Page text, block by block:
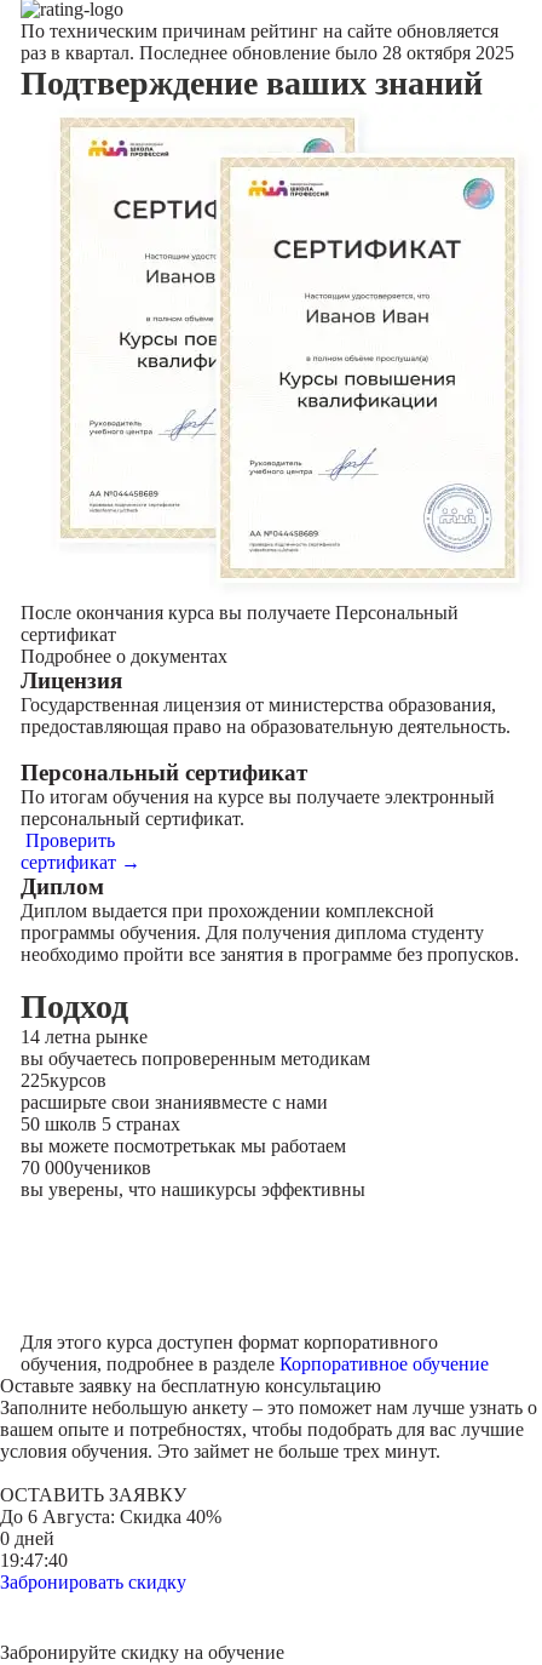
По техническим причинам рейтинг на сайте обновляется
раз в квартал. Последнее обновление было 28 октября 2025
Подтверждение ваших знаний
После окончания курса вы получаете Персональный
сертификат
Подробнее о документах
Лицензия
Государственная лицензия от министерства образования,
предоставляющая право на образовательную деятельность.
Персональный сертификат
По итогам обучения на курсе вы получаете электронный
персональный сертификат.
Проверить
сертификат →
Диплом
Диплом выдается при прохождении комплексной
программы обучения. Для получения диплома студенту
необходимо пройти все занятия в программе без пропусков.
Подход
14 летна рынке
вы обучаетесь попроверенным методикам
225курсов
расширьте свои знаниявместе с нами
50 школв 5 странах
вы можете посмотретькак мы работаем
70 000учеников
вы уверены, что нашикурсы эффективны
Для этого курса доступен формат корпоративного
обучения, подробнее в разделе Корпоративное обучение
Оставьте заявку на бесплатную консультацию
Заполните небольшую анкету – это поможет нам лучше узнать о
вашем опыте и потребностях, чтобы подобрать для вас лучшие
условия обучения. Это займет не больше трех минут.
ОСТАВИТЬ ЗАЯВКУ
До 6 Августа: Скидка 40%
0 дней
19:47:40
Забронировать скидку
Забронируйте скидку на обучение